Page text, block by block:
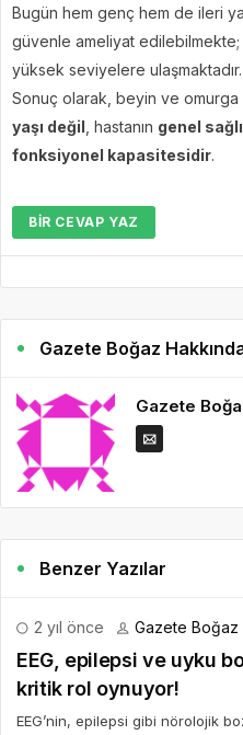
Bugün hem genç hem de ileri
güvenle ameliyat edilebilmekte;
yüksek seviyelere ulaşmaktadır.
Sonuç olarak, beyin ve
yaşı değil , hastanın genel
fonksiyonel kapasitesidir.
BIR CEVAP YAZ
Gazete Boğaz
Gazete
Benzer Yazılar
2 yıl önce Gazete Boğaz
EEG, epilepsi ve uyku
kritik rol oynuyor!
EEG’nin, epilepsi gibi nörolojik